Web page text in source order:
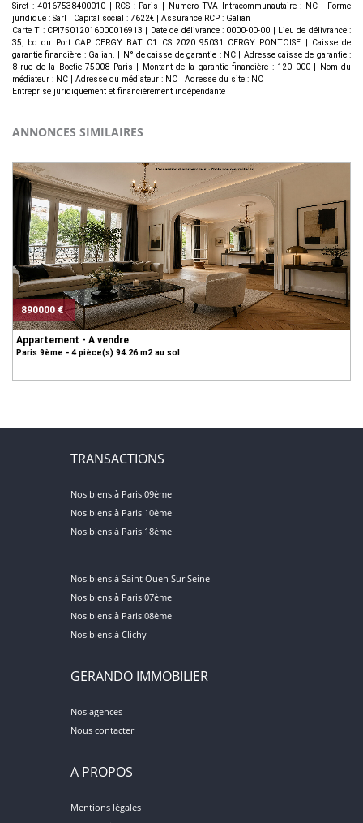
Siret : 40167538400010 | RCS : Paris | Numero TVA Intracommunautaire : NC | Forme
juridique : Sarl | Capital social : 7622€ | Assurance RCP : Galian |
Carte T : CPI75012016000016913 | Date de délivrance : 0000-00-00 | Lieu de délivrance :
35, bd du Port CAP CERGY BAT C1 CS 2020 95031 CERGY PONTOISE | Caisse de
garantie financière : Galian. | N° de caisse de garantie : NC | Adresse caisse de garantie :
8 rue de la Boetie 75008 Paris | Montant de la garantie financière : 120 000 | Nom du
médiateur : NC | Adresse du médiateur : NC | Adresse du site : NC |
Entreprise juridiquement et financièrement indépendante
ANNONCES SIMILAIRES
890000 €
Appartement - A vendre
Paris 9ème - 4 pièce(s) 94.26 m2 au sol
TRANSACTIONS
Nos biens à Paris 09ème
Nos biens à Paris 10ème
Nos biens à Paris 18ème
Nos biens à Saint Ouen Sur Seine
Nos biens à Paris 07ème
Nos biens à Paris 08ème
Nos biens à Clichy
GERANDO IMMOBILIER
Nos agences
Nous contacter
A PROPOS
Mentions légales